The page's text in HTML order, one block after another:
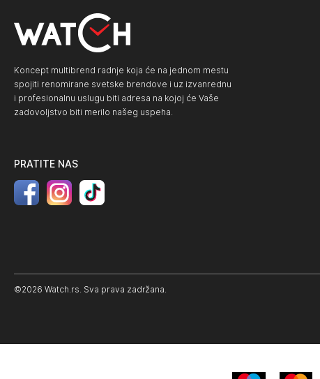
Koncept multibrend radnje koja će na jednom mestu
spojiti renomirane svetske brendove i uz izvanrednu
i profesionalnu uslugu biti adresa na kojoj će Vaše
zadovoljstvo biti merilo našeg uspeha.
PRATITE NAS
©2026 Watch.rs. Sva prava zadržana.